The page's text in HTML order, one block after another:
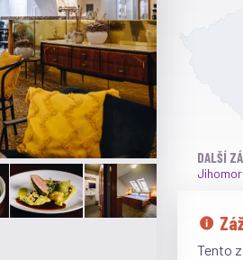
DALŠÍ
Tento